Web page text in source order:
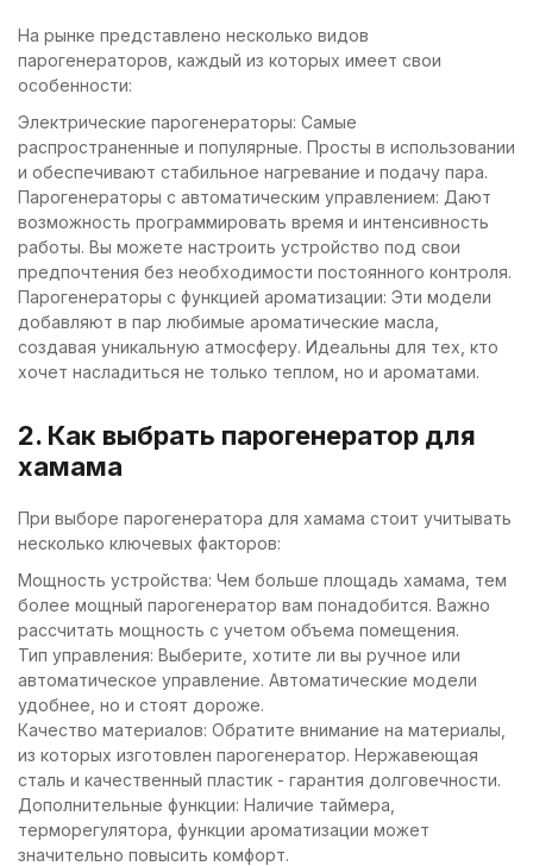
На рынке представлено несколько видов
парогенераторов, каждый из которых имеет свои
особенности:
Электрические парогенераторы: Самые
распространенные и популярные. Просты в использовании
и обеспечивают стабильное нагревание и подачу пара.
Парогенераторы с автоматическим управлением: Дают
возможность программировать время и интенсивность
работы. Вы можете настроить устройство под свои
предпочтения без необходимости постоянного контроля.
Парогенераторы с функцией ароматизации: Эти модели
добавляют в пар любимые ароматические масла,
создавая уникальную атмосферу. Идеальны для тех, кто
хочет насладиться не только теплом, но и ароматами.
2. Как выбрать парогенератор для
хамама
При выборе парогенератора для хамама стоит учитывать
несколько ключевых факторов:
Мощность устройства: Чем больше площадь хамама, тем
более мощный парогенератор вам понадобится. Важно
рассчитать мощность с учетом объема помещения.
Тип управления: Выберите, хотите ли вы ручное или
автоматическое управление. Автоматические модели
удобнее, но и стоят дороже.
Качество материалов: Обратите внимание на материалы,
из которых изготовлен парогенератор. Нержавеющая
сталь и качественный пластик - гарантия долговечности.
Дополнительные функции: Наличие таймера,
терморегулятора, функции ароматизации может
значительно повысить комфорт.